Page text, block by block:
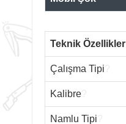
Teknik Özellikler
Çalışma Tipi
Kalibre
Namlu Tipi